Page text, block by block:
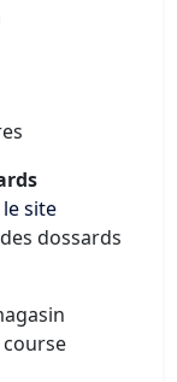
le site
dossards
course